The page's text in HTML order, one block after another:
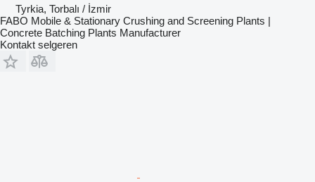
Tyrkia, Torbalı / İzmir
FABO Mobile & Stationary Crushing and Screening Plants |
Concrete Batching Plants Manufacturer
Kontakt selgeren